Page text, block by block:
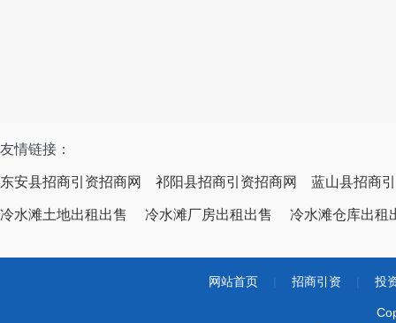
友情链接：
东安县招商引资招商网 祁阳县招商引资招商网 蓝山县招商
冷水滩土地出租出售 冷水滩厂房出租出售 冷水滩仓库出租
网站首页 招商引资 投